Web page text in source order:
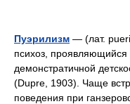
Пуэрилизм — (лат.
психоз,
демонстратичной
(Dupre, 1903). Чаще
поведения при